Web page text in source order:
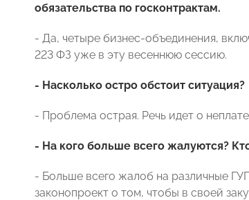
обязательства по госконтрактам.
- Да, четыре бизнес-объединения,
223 ФЗ уже в эту весеннюю сессию.
- Насколько остро обстоит ситуация?
- Проблема острая. Речь идет о
- На кого больше всего жалуются?
- Больше всего жалоб на различные
законопроект о том, чтобы в своей